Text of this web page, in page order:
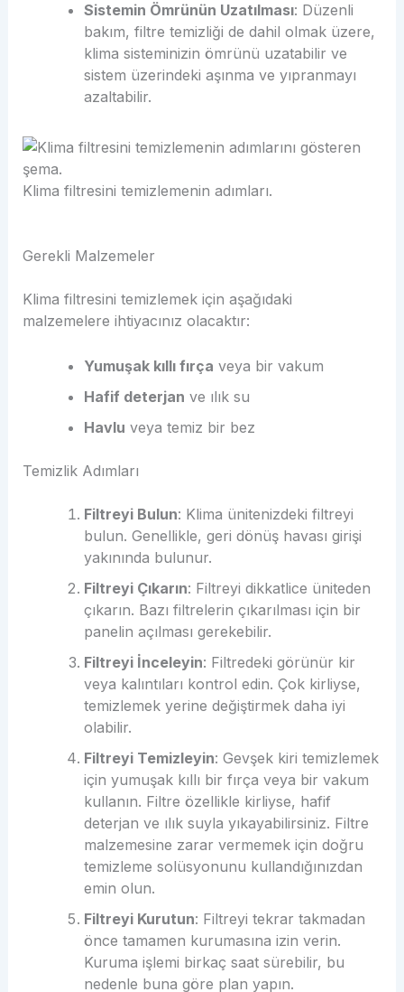
Sistemin Ömrünün Uzatılması: Düzenli
bakım, filtre temizliği de dahil olmak üzere,
klima sisteminizin ömrünü uzatabilir ve
sistem üzerindeki aşınma ve yıpranmayı
azaltabilir.
Klima filtresini temizlemenin adımları.
Gerekli Malzemeler
Klima filtresini temizlemek için aşağıdaki
malzemelere ihtiyacınız olacaktır:
Yumuşak kıllı fırça veya bir vakum
Hafif deterjan ve ılık su
Havlu veya temiz bir bez
Temizlik Adımları
Filtreyi Bulun: Klima ünitenizdeki filtreyi
bulun. Genellikle, geri dönüş havası girişi
yakınında bulunur.
Filtreyi Çıkarın: Filtreyi dikkatlice üniteden
çıkarın. Bazı filtrelerin çıkarılması için bir
panelin açılması gerekebilir.
Filtreyi İnceleyin: Filtredeki görünür kir
veya kalıntıları kontrol edin. Çok kirliyse,
temizlemek yerine değiştirmek daha iyi
olabilir.
Filtreyi Temizleyin: Gevşek kiri temizlemek
için yumuşak kıllı bir fırça veya bir vakum
kullanın. Filtre özellikle kirliyse, hafif
deterjan ve ılık suyla yıkayabilirsiniz. Filtre
malzemesine zarar vermemek için doğru
temizleme solüsyonunu kullandığınızdan
emin olun.
Filtreyi Kurutun: Filtreyi tekrar takmadan
önce tamamen kurumasına izin verin.
Kuruma işlemi birkaç saat sürebilir, bu
nedenle buna göre plan yapın.